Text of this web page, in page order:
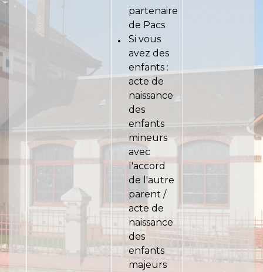
partenaire
de Pacs
Si vous
avez des
enfants :
acte de
naissance
des
enfants
mineurs
avec
l'accord
de l'autre
parent /
acte de
naissance
des
enfants
majeurs